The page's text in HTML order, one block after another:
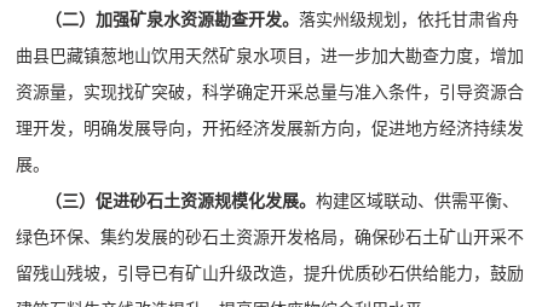
（二）加强矿泉水资源勘查开发。落实州级规划，依托甘肃省舟
曲县巴藏镇葱地山饮用天然矿泉水项目，进一步加大勘查力度，增加
资源量，实现找矿突破，科学确定开采总量与准入条件，引导资源合
理开发，明确发展导向，开拓经济发展新方向，促进地方经济持续发
展。
（三）促进砂石土资源规模化发展。构建区域联动、供需平衡、
绿色环保、集约发展的砂石土资源开发格局，确保砂石土矿山开采不
留残山残坡，引导已有矿山升级改造，提升优质砂石供给能力，鼓励